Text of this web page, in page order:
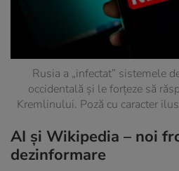
Rusia a „infectat” sistemele
occidentală și le forțeze să
Kremlinului. Poză cu caracter
AI și Wikipedia – noi
dezinformare